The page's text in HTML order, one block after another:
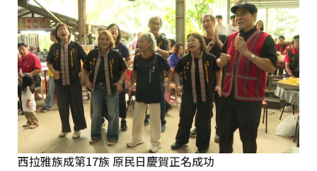
西拉雅族成第17族 原民日慶賀正名成功